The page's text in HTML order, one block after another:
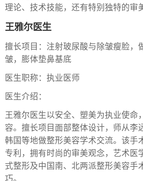
理论、技术技能，还有特别独特的审
王雅尔医生
擅长项目：注射玻尿酸与除皱瘦脸，
皱，膨体垫鼻基底
医生职称：执业医师
医生介绍：
王雅尔医生以安全、塑美为执业使命
容。擅长项目面部整体设计，师从李
韩国等地做整形美容学术交流。该手
专利，拥有时尚的审美观念，艺术医
式整形及中国南、北两派整形美容手
巧。